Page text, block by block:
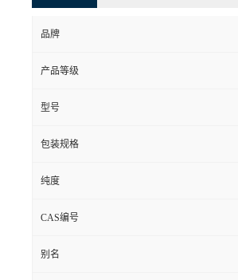
品牌
产品等级
型号
包装规格
纯度
CAS编号
别名